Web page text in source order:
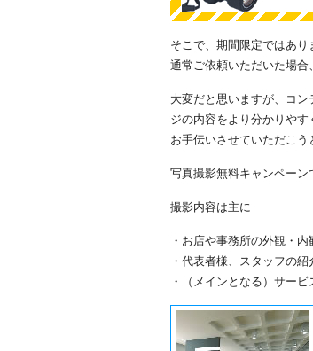
そこで、期間限定ではあり
通常ご依頼いただいた場
大変だと思いますが、コ
ジの内容をより分かりや
お手伝いさせていただこう
写真撮影無料キャンペーン
撮影内容は主に
・お店や事務所の外観・内
・代表者様、スタッフの紹
・（メインとなる）サー